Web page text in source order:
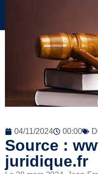
04/11/2024 00:00
Source :
juridique.fr